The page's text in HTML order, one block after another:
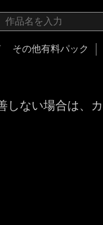
その他有料パック
ない場合は、